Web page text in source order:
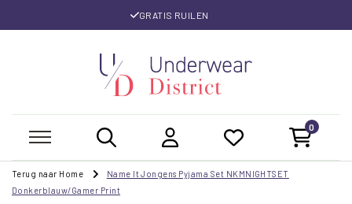
GRATIS RUILEN
0
Terug naar Home
Name It Jongens Pyjama Set NKMNIGHTSET
Donkerblauw/Gamer Print